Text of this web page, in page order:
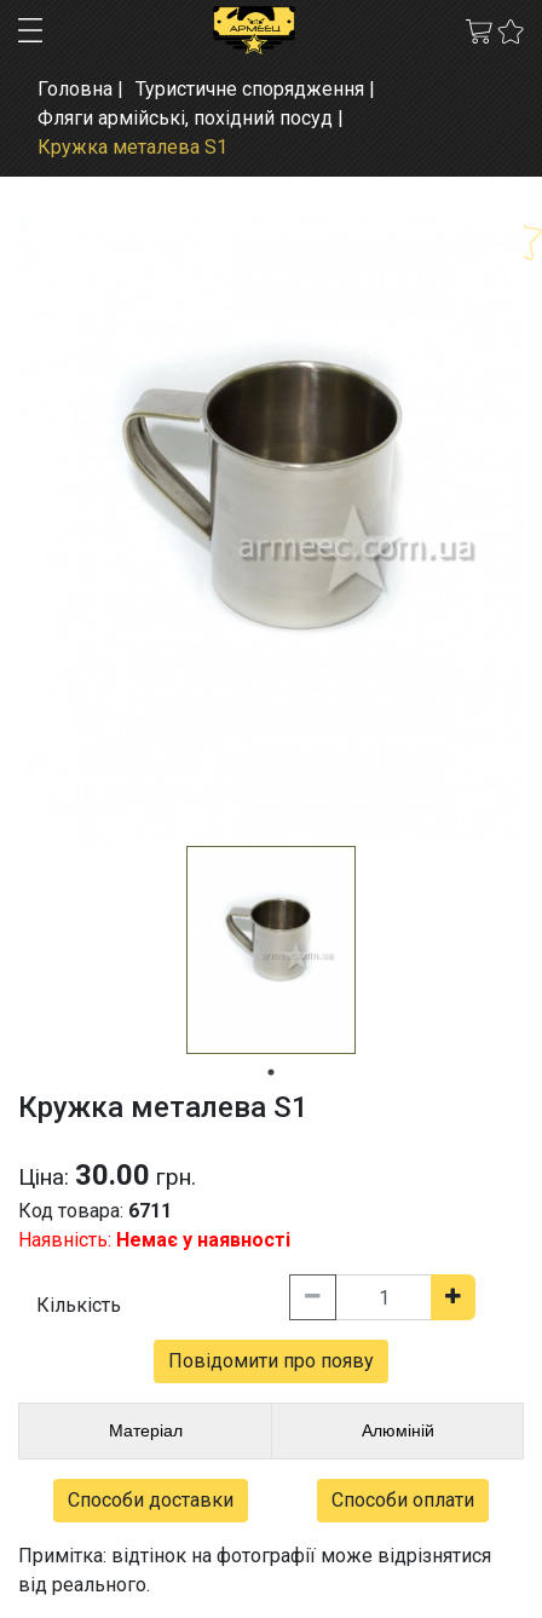
Головна
Туристичне спорядження
Фляги армійські, похідний посуд
Кружка металева S1
Кружка металева S1
Ціна: 30.00 грн.
Код товара: 6711
Наявність: Немає у наявності
Кількість
Повідомити про появу
Матеріал Алюміній
Способи доставки Способи оплати
Примітка: відтінок на фотографії може відрізнятися
від реального.